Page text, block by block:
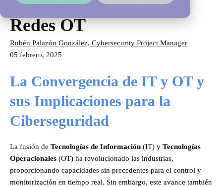
Redes OT
Rubén Palazón González, Cybersecurity Project Manager
05 febrero, 2025
La Convergencia de IT y OT y
sus Implicaciones para la
Ciberseguridad
La fusión de Tecnologías de Información (IT) y Tecnologías
Operacionales (OT) ha revolucionado las industrias,
proporcionando capacidades sin precedentes para el control y
monitorización en tiempo real. Sin embargo, este avance también